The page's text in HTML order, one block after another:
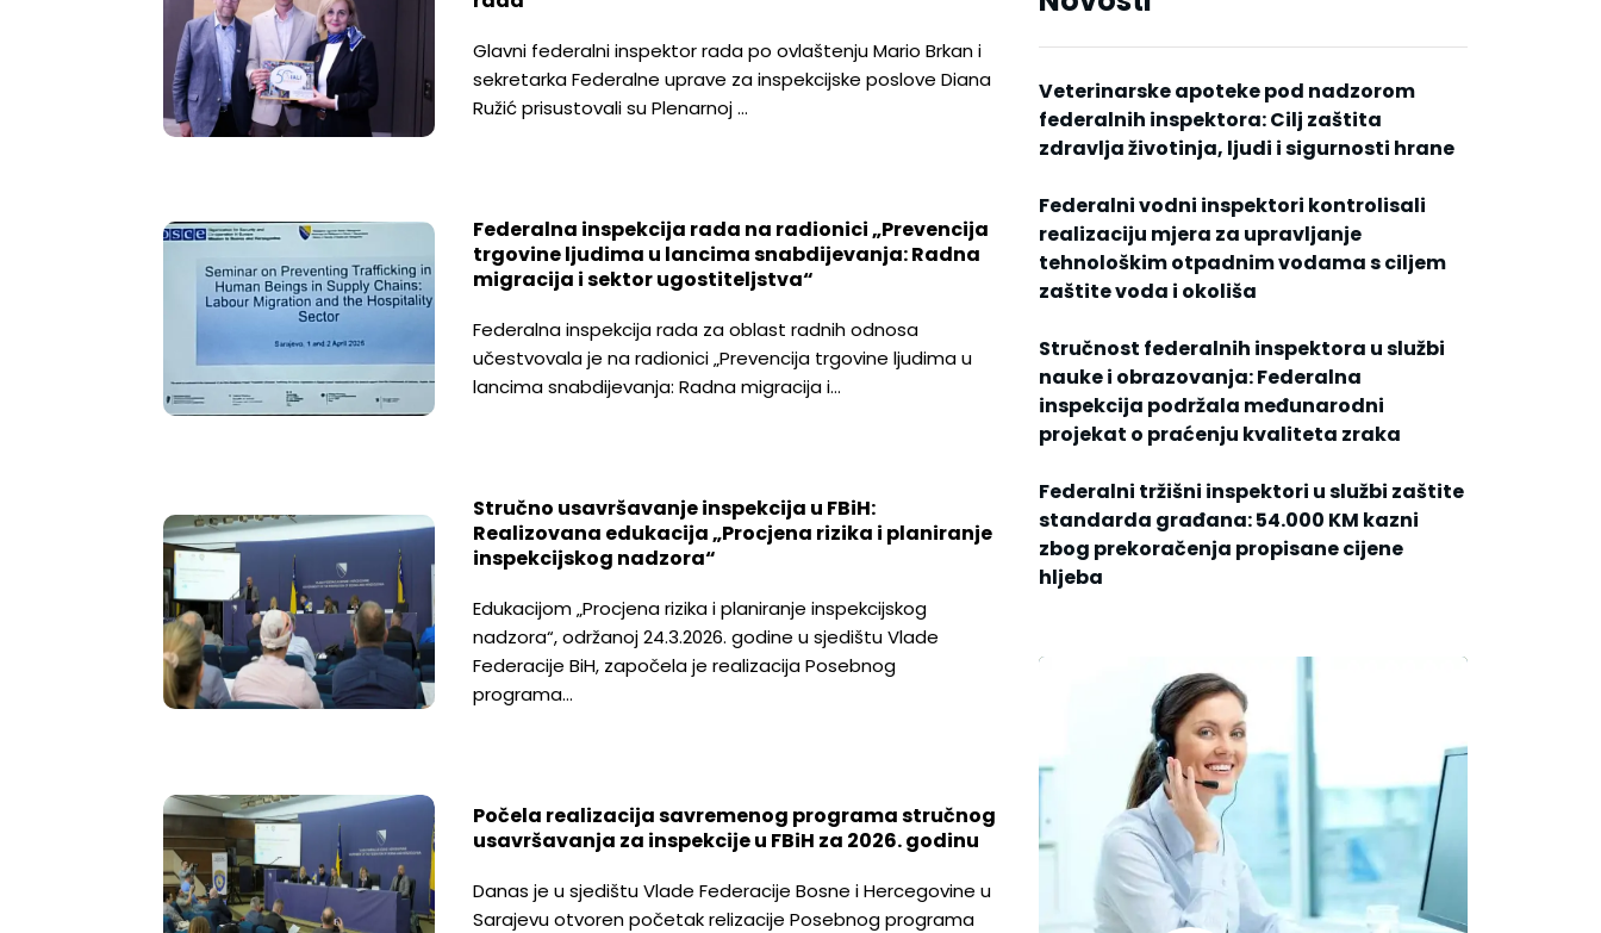
Glavni federalni inspektor rada po ovlaštenju Mario Brkan i
sekretarka Federalne uprave za inspekcijske poslove Diana
Ružić prisustovali su Plenarnoj …
Federalna inspekcija rada na radionici „Prevencija
trgovine ljudima u lancima snabdijevanja: Radna
migracija i sektor ugostiteljstva“
Federalna inspekcija rada za oblast radnih odnosa
učestvovala je na radionici „Prevencija trgovine ljudima u
lancima snabdijevanja: Radna migracija i…
Stručno usavršavanje inspekcija u FBiH:
Realizovana edukacija „Procjena rizika i planiranje
inspekcijskog nadzora“
Edukacijom „Procjena rizika i planiranje inspekcijskog
nadzora“, održanoj 24.3.2026. godine u sjedištu Vlade
Federacije BiH, započela je realizacija Posebnog
programa…
Počela realizacija savremenog programa stručnog
usavršavanja za inspekcije u FBiH za 2026. godinu
Danas je u sjedištu Vlade Federacije Bosne i Hercegovine u
Sarajevu otvoren početak relizacije Posebnog programa
Veterinarske apoteke pod nadzorom
federalnih inspektora: Cilj zaštita
zdravlja životinja, ljudi i sigurnosti hrane
Federalni vodni inspektori kontrolisali
realizaciju mjera za upravljanje
tehnološkim otpadnim vodama s ciljem
zaštite voda i okoliša
Stručnost federalnih inspektora u službi
nauke i obrazovanja: Federalna
inspekcija podržala međunarodni
projekat o praćenju kvaliteta zraka
Federalni tržišni inspektori u službi zaštite
standarda građana: 54.000 KM kazni
zbog prekoračenja propisane cijene
hljeba